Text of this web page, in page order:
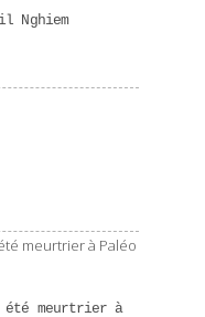
Nghiem
été meurtrier à